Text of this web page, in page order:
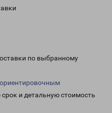
по выбранному
ориентировочным
срок и детальную стоимость